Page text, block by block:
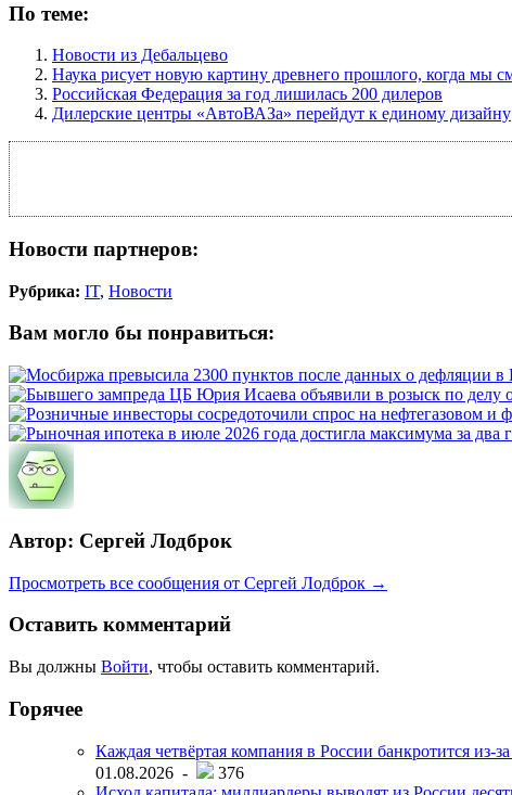
По теме:
Новости из Дебальцево
Наука рисует новую картину древнего прошлого, когда мы
Российская Федерация за год лишилась 200 дилеров
Дилерские центры «АвтоВАЗа» перейдут к единому дизайну
Новости партнеров:
Рубрика: IT, Новости
Вам могло бы понравиться:
Автор: Сергей Лодброк
Просмотреть все сообщения от Сергей Лодброк →
Оставить комментарий
Вы должны Войти, чтобы оставить комментарий.
Горячее
Каждая четвёртая компания в России банкротится из-
01.08.2026 -
376